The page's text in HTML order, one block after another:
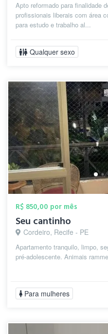
Apto reformado para finalidade
profissionais liberais com área
para estudo e trabalho al...
Qualquer sexo
R$ 850,00 por mês
Seu cantinho
Cordeiro, Recife - PE
Apartamento tranquilo, limpo,
pré-adolescente. Animais
Para mulheres